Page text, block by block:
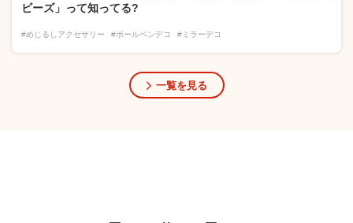
ビーズ」って知ってる?
#めじるしアクセサリー #ボールペンデコ #ミラーデコ
一覧を見る